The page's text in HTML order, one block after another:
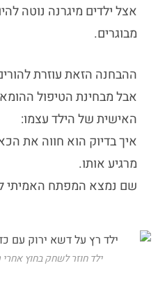
אצל ילדים מיגרנה נוטה
מבוגרים.
ההבחנה הזאת עוזרת
אבל מבחינת הטיפול
האישית של הילד עצמו:
איך בדיוק הוא חווה את
מרגיע אותו.
שם נמצא המפתח האמיתי
ילד חוזר לשחק בחוץ